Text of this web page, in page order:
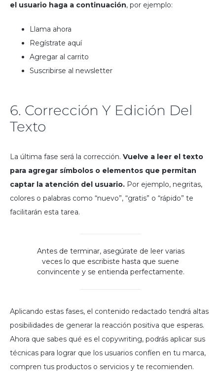
el usuario haga a continuación, por ejemplo:
Llama ahora
Regístrate aquí
Agregar al carrito
Suscribirse al newsletter
6. Corrección Y Edición Del
Texto
La última fase será la corrección. Vuelve a leer el texto
para agregar símbolos o elementos que permitan
captar la atención del usuario. Por ejemplo, negritas,
colores o palabras como “nuevo”, “gratis” o “rápido” te
facilitarán esta tarea.
Antes de terminar, asegúrate de leer varias
veces lo que escribiste hasta que suene
convincente y se entienda perfectamente.
Aplicando estas fases, el contenido redactado tendrá altas
posibilidades de generar la reacción positiva que esperas.
Ahora que sabes qué es el copywriting, podrás aplicar sus
técnicas para lograr que los usuarios confíen en tu marca,
compren tus productos o servicios y te recomienden.